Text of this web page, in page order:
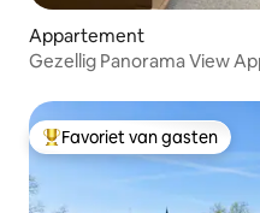
Appartement
Gezellig Panorama View
Topfavoriet van gasten
Favoriet van gasten